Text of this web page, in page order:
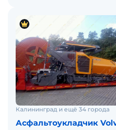
Калининград и ещё 34 города
Асфальтоукладчик